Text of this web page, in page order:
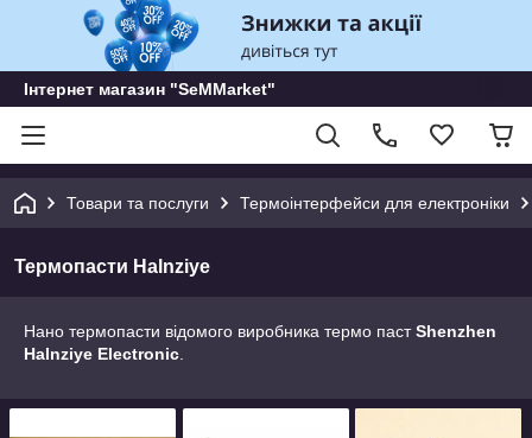
Інтернет магазин "SeMMarket"
Товари та послуги Термоінтерфейси для електроніки
Термопасти Halnziye
Нано термопасти відомого виробника термо пастShenzhen
Halnziye Electronic